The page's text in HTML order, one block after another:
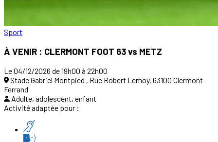
Sport
À VENIR : CLERMONT FOOT 63 vs METZ
Le 04/12/2026 de 19h00 à 22h00
Stade Gabriel Montpied , Rue Robert Lemoy, 63100 Clermont-
Ferrand
Adulte, adolescent, enfant
Activité adaptée pour :